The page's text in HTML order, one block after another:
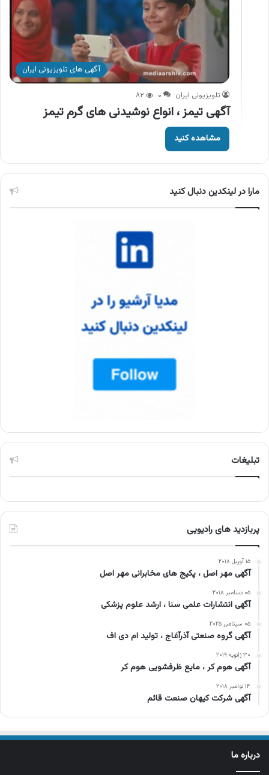
آگهی های تلویزیونی ایران
تلویزیونی ایران ۰ ۸۲
آگهی تیمز ، انواع نوشیدنی های گرم تیمز
مشاهده کنید
مارا در لینکدین دنبال کنید
تبلیغات
پربازدید های رادیویی
۱۵ آوریل ۲۰۱۸
آگهی مهر اصل ، پکیج های مخابرانی مهر اصل
۰۵ دسامبر ۲۰۱۸
آگهی انتشارات علمی سنا ، ارشد علوم پزشکی
۰۵ سپتامبر ۲۰۲۵
آگهی گروه صنعتی آذرآغاج ، تولید ام دی اف
۳۰ ژانویه ۲۰۱۹
آگهی هوم کر ، مایع ظرفشویی هوم کر
۱۴ نوامبر ۲۰۱۸
آگهی شرکت کیهان صنعت قائم
درباره ما